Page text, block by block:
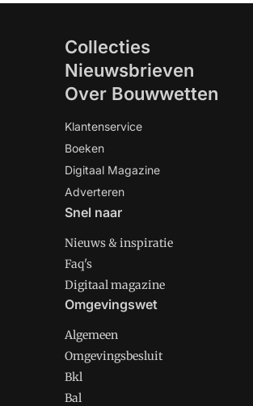
Collecties
Nieuwsbrieven
Over Bouwwetten
Klantenservice
Boeken
Digitaal Magazine
Adverteren
Snel naar
Nieuws & inspiratie
Faq's
Digitaal magazine
Omgevingswet
Algemeen
Omgevingsbesluit
Bkl
Bal